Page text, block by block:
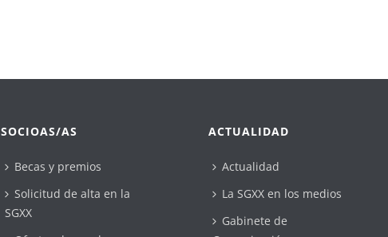
SOCIOAS/AS
Becas y premios
Solicitud de alta en la
SGXX
ACTUALIDAD
Actualidad
La SGXX en los medios
Gabinete de